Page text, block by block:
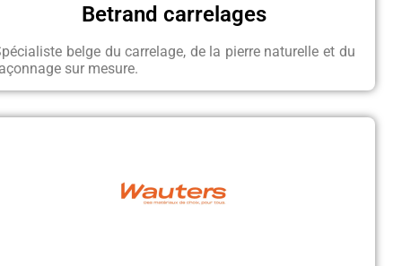
Betrand carrelages
belge du carrelage, de la pierre naturelle et du
sur mesure.